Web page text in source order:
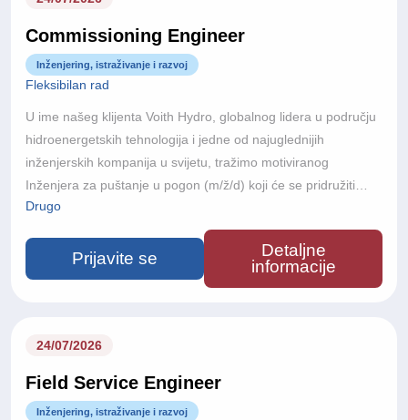
Commissioning Engineer
Inženjering, istraživanje i razvoj
Fleksibilan rad
U ime našeg klijenta Voith Hydro, globalnog lidera u području
hidroenergetskih tehnologija i jedne od najuglednijih
inženjerskih kompanija u svijetu, tražimo motiviranog
Inženjera za puštanje u pogon (m/ž/d) koji će se pridružiti
njihovom međunarodnom projektnom timu.Voith Hydro je dio
Voith Grupe, globalne tehnološke kompanije s više od 150
godina inženjerske izvrsnosti. Poslujući u više od 60 zemalja i
s približno 22.000 zaposlenika diljem svijeta, Voith razvija
budućnosti.
Drugo
Prijavite se
Detaljne
informacije
24/07/2026
Field Service Engineer
Inženjering, istraživanje i razvoj